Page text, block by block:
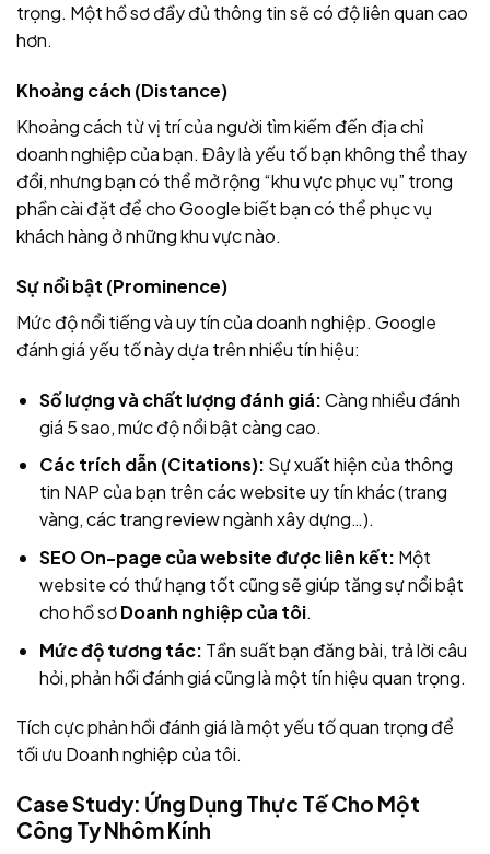
trọng. Một hồ sơ đầy đủ thông tin sẽ có độ liên quan cao
hơn.
Khoảng cách (Distance)
Khoảng cách từ vị trí của người tìm kiếm đến địa chỉ
doanh nghiệp của bạn. Đây là yếu tố bạn không thể thay
đổi, nhưng bạn có thể mở rộng “khu vực phục vụ” trong
phần cài đặt để cho Google biết bạn có thể phục vụ
khách hàng ở những khu vực nào.
Sự nổi bật (Prominence)
Mức độ nổi tiếng và uy tín của doanh nghiệp. Google
đánh giá yếu tố này dựa trên nhiều tín hiệu:
Số lượng và chất lượng đánh giá:Càng nhiều đánh
giá 5 sao, mức độ nổi bật càng cao.
Các trích dẫn (Citations): Sự xuất hiện của thông
tin NAP của bạn trên các website uy tín khác (trang
vàng, các trang review ngành xây dựng…).
SEO On-page của website được liên kết: Một
website có thứ hạng tốt cũng sẽ giúp tăng sự nổi bật
cho hồ sơDoanh nghiệp của tôi.
Mức độ tương tác: Tần suất bạn đăng bài, trả lời câu
hỏi, phản hồi đánh giá cũng là một tín hiệu quan trọng.
Tích cực phản hồi đánh giá là một yếu tố quan trọng để
tối ưu Doanh nghiệp của tôi.
Case Study: Ứng Dụng Thực Tế Cho Một
Công Ty Nhôm Kính